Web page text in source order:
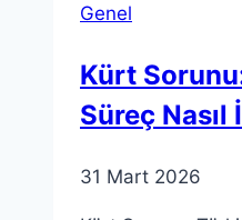
Genel
Kürt
Süreç Nasıl
31 Mart 2026